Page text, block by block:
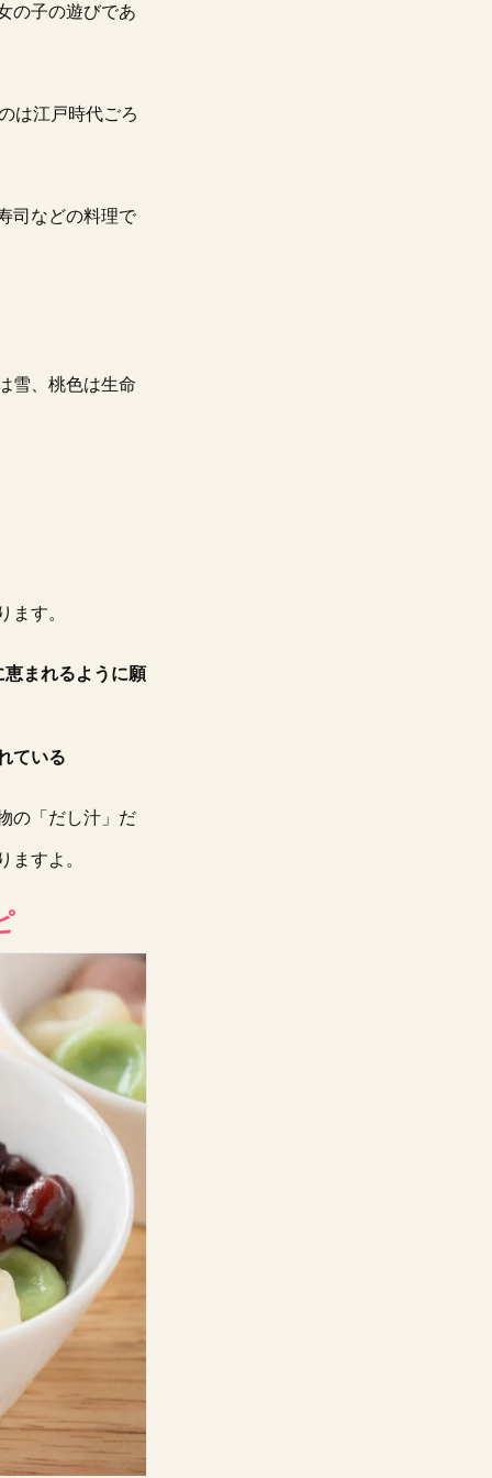
の子の遊びであ
は江戸時代ごろ
司などの料理で
雪、桃色は生命
ます。
まれるように願
ている
の「だし汁」だ
ますよ。